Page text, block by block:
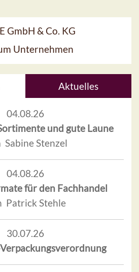
GmbH & Co. KG
Unternehmen
Aktuelles
04.08.26
und gute Laune
Sabine Stenzel
04.08.26
für den Fachhandel
Patrick Stehle
30.07.26